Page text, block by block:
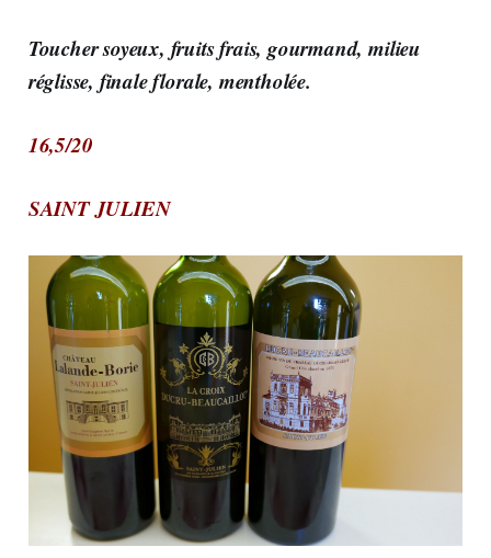
Toucher soyeux, fruits frais, gourmand, milieu
réglisse, finale florale, mentholée.
16,5/20
SAINT JULIEN